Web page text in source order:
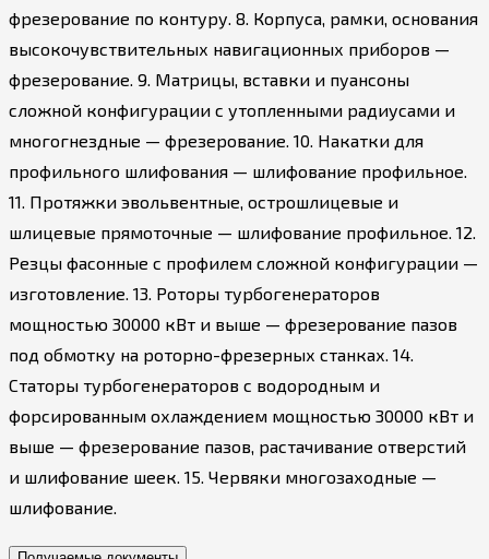
фрезерование по контуру. 8. Корпуса, рамки, основания
высокочувствительных навигационных приборов —
фрезерование. 9. Матрицы, вставки и пуансоны
сложной конфигурации с утопленными радиусами и
многогнездные — фрезерование. 10. Накатки для
профильного шлифования — шлифование профильное.
11. Протяжки эвольвентные, острошлицевые и
шлицевые прямоточные — шлифование профильное. 12.
Резцы фасонные с профилем сложной конфигурации —
изготовление. 13. Роторы турбогенераторов
мощностью 30000 кВт и выше — фрезерование пазов
под обмотку на роторно-фрезерных станках. 14.
Статоры турбогенераторов с водородным и
форсированным охлаждением мощностью 30000 кВт и
выше — фрезерование пазов, растачивание отверстий
и шлифование шеек. 15. Червяки многозаходные —
шлифование.